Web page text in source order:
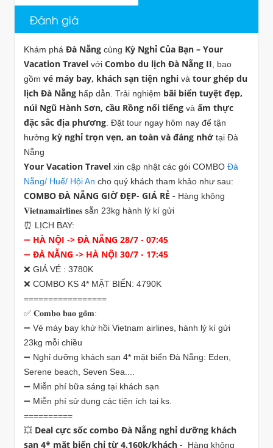
Đánh giá
Khám phá Đà Nẵng cùng Kỳ Nghỉ Của Bạn – Your
Vacation Travel với Combo du lịch Đà Nẵng II , bao
gồm vé máy bay, khách sạn tiện nghi và tour ghép du
lịch Đà Nẵng hấp dẫn. Trải nghiệm bãi biển tuyệt đẹp,
núi Ngũ Hành Sơn, cầu Rồng nổi tiếng và ẩm thực
đặc sắc địa phương . Đặt tour ngay hôm nay để tận
hưởng kỳ nghỉ trọn vẹn, an toàn và đáng nhớ tại Đà
Nẵng
Your Vacation Travel xin cập nhật các gói COMBO Đà
Nẵng/ Huế/ Hội An cho quý khách tham khảo như sau:
COMBO ĐÀ NẴNG GIỜ ĐẸP- GIÁ RẺ - Hàng không
𝐕𝐢𝐞𝐭𝐧𝐚𝐦𝐚𝐢𝐫𝐥𝐢𝐧𝐞𝐬 sẵn 23kg hành lý kí gửi
⏰ LỊCH BAY:
➖ HÀ NỘI -> ĐÀ NẴNG 28/7 - 07:45
➖ ĐÀ NẴNG -> HÀ NỘI 30/7 - 17:45
❌ GIÁ VÉ : 3780K
❌ COMBO KS 4* MẶT BIỂN: 4790K
=================
✅ 𝐂𝐨𝐦𝐛𝐨 𝐛𝐚𝐨 𝐠𝐨̂̀𝐦:
➖ Vé máy bay khứ hồi Vietnam airlines, hành lý kí gửi
23kg mỗi chiều
➖ Nghỉ dưỡng khách sạn 4* mặt biển Đà Nẵng: Eden,
Serene beach, Seven Sea....
➖ Miễn phí bữa sáng tại khách sạn
➖ Miễn phí sử dụng các tiện ích tại ks.
==========
💥 Deal cực sốc combo Đà Nẵng nghỉ dưỡng khách
sạn 4* mặt biển chỉ từ 4.160k/khách -
Hàng không